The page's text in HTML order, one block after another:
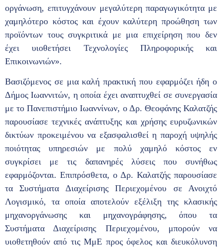
οργάνωση, επιτυγχάνουν μεγαλύτερη παραγωγικότητα με
χαμηλότερο κόστος και έχουν καλύτερη προώθηση των
προϊόντων τους συγκριτικά με μια επιχείρηση που δεν
έχει υιοθετήσει Τεχνολογίες Πληροφορικής και
Επικοινωνιών».
Βασιζόμενος σε μια καλή πρακτική που εφαρμόζει ήδη ο
Δήμος Ιωαννιτών, η οποία έχει αναπτυχθεί σε συνεργασία
με το Πανεπιστήμιο Ιωαννίνων, ο Δρ. Θεοφάνης Καλατζής
παρουσίασε τεχνικές ανάπτυξης και χρήσης ευρυζωνικών
δικτύων προκειμένου να εξασφαλισθεί η παροχή υψηλής
ποιότητας υπηρεσιών με πολύ χαμηλό κόστος εν
συγκρίσει με τις δαπανηρές λύσεις που συνήθως
εφαρμόζονται. Επιπρόσθετα, ο Δρ. Καλατζής παρουσίασε
τα Συστήματα Διαχείρισης Περιεχομένου σε Ανοιχτό
Λογισμικό, τα οποία αποτελούν εξέλιξη της κλασικής
μηχανοργάνωσης και μηχανογράφησης, όπου τα
Συστήματα Διαχείρισης Περιεχομένου, μπορούν να
υιοθετηθούν από τις ΜμΕ προς όφελος και διευκόλυνση